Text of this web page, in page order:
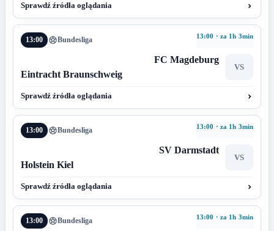
Sprawdź źródła oglądania
13:00 Bundesliga 13:00 · za 1h 3min
FC Magdeburg
VS
Eintracht Braunschweig
Sprawdź źródła oglądania
13:00 Bundesliga 13:00 · za 1h 3min
SV Darmstadt
VS
Holstein Kiel
Sprawdź źródła oglądania
13:00 Bundesliga 13:00 · za 1h 3min